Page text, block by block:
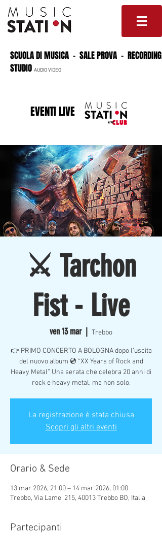
SCUOLA DI MUSICA - SALE PROVA - RECORDING
STUDIO AUDIO VIDEO
EVENTI LIVE
⚔️ Tarchon
Fist - Live
ven 13 mar
  |
Trebbo
👉 PRIMO CONCERTO A BOLOGNA dopo l’uscita
del nuovo album 💿 “XX Years of Rock and
Heavy Metal” Una serata che celebra 20 anni di
rock e heavy metal, ma non solo.
La registrazione è stata chiusa
Scopri gli altri eventi
Orario & Sede
13 mar 2026, 21:00 – 14 mar 2026, 01:00
Trebbo, Via Lame, 215, 40013 Trebbo BO, Italia
Partecipanti